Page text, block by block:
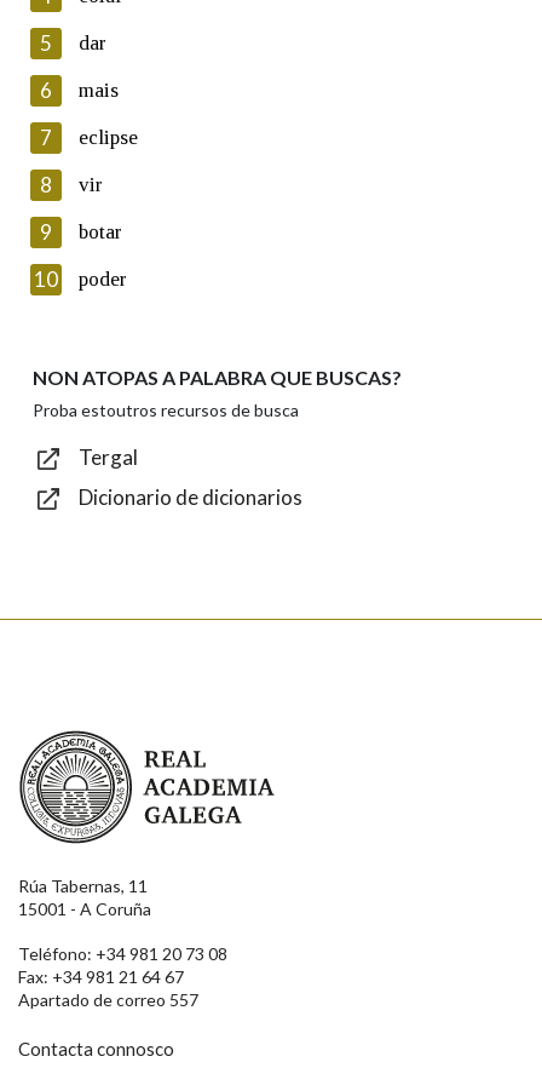
Lin e acepto as condicións da política de
Introduce o código que aparece na imaxe:
Texto de verificación
Enviar
5 dar
6 mais
7 eclipse
8 vir
9 botar
10 poder
NON ATOPAS A PALABRA QUE BUSCAS?
Proba estoutros recursos de busca
Tergal
Dicionario de dicionarios
Real Academia Galega
Rúa Tabernas, 11
15001 - A Coruña
Teléfono: +34 981 20 73 08
Fax: +34 981 21 64 67
Apartado de correo 557
Contacta connosco